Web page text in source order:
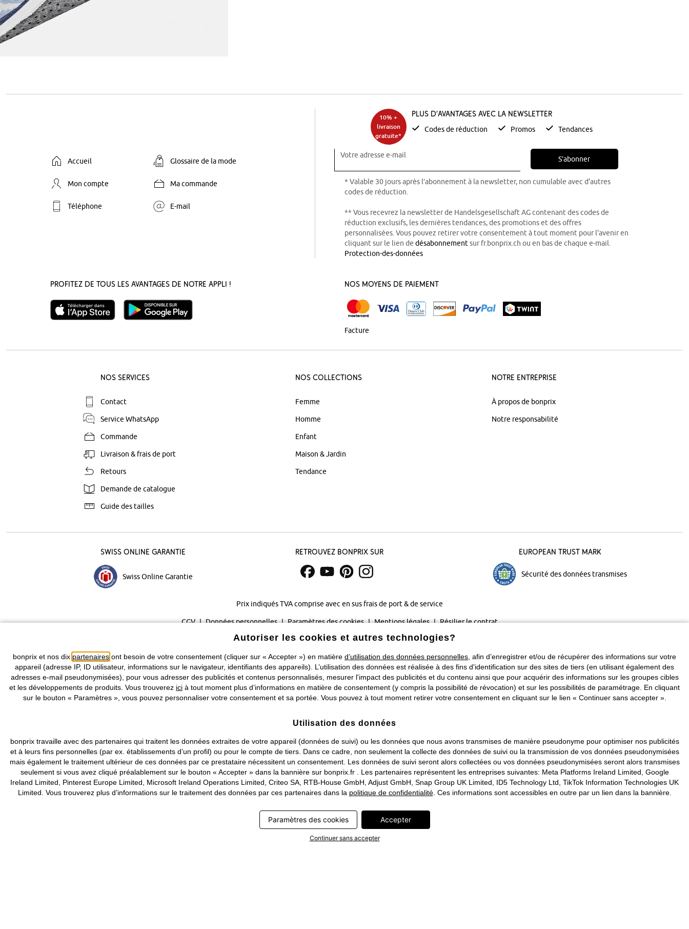
Accueil Glossaire de la mode
Mon compte Ma commande
Téléphone E-mail
10% +
livraison
gratuite*
Plus d’avantages avec la newsletter
Codes de réduction Promos Tendances
Votre adresse e-mail S’abonner
* Valable 30 jours après l’abonnement à la newsletter, non cumulable avec d'autres
codes de réduction.
** Vous recevrez la newsletter de Handelsgesellschaft AG contenant des codes de
réduction exclusifs, les dernières tendances, des promotions et des offres
personnalisées. Vous pouvez retirer votre consentement à tout moment pour l'avenir en
cliquant sur le lien de désabonnementsur fr.bonprix.ch ou en bas de chaque e-mail.
Protection-des-données
Profitez de tous les avantages de notre appli ! Nos Moyens de Paiement
Facture
Nos Services
Contact
Service WhatsApp
Commande
Livraison & frais de port
Retours
Demande de catalogue
Guide des tailles
Nos Collections
Femme
Homme
Enfant
Maison & Jardin
Tendance
Notre Entreprise
À propos de bonprix
Notre responsabilité
Swiss Online Garantie
Swiss Online Garantie
Retrouvez bonprix sur European Trust Mark
Sécurité des données transmises
Prix indiqués TVA comprise avec en sus frais de port & de service
CGV Données personnelles Paramètres des cookies Mentions légales Résilier le contrat
©2026 bonprix.Tous droits réservés.
Changer de pays
Autoriser les cookies et autres technologies?
bonprix et nos dix partenaires ont besoin de votre consentement (cliquer sur « Accepter ») en matière d’utilisation des données personnelles , afin d’enregistrer et/ou de récupérer des informations sur votre
appareil (adresse IP, ID utilisateur, informations sur le navigateur, identifiants des appareils). L’utilisation des données est réalisée à des fins d'identification sur des sites de tiers (en utilisant également des
adresses e-mail pseudonymisées), pour vous adresser des publicités et contenus personnalisés, mesurer l'impact des publicités et du contenu ainsi que pour acquérir des informations sur les groupes cibles
et les développements de produits. Vous trouverez ici à tout moment plus d’informations en matière de consentement (y compris la possibilité de révocation) et sur les possibilités de paramétrage. En cliquant
sur le bouton « Paramètres », vous pouvez personnaliser votre consentement et sa portée. Vous pouvez à tout moment retirer votre consentement en cliquant sur le lien « Continuer sans accepter ».
Utilisation des données
bonprix travaille avec des partenaires qui traitent les données extraites de votre appareil (données de suivi) ou les données que nous avons transmises de manière pseudonyme pour optimiser nos publicités
et à leurs fins personnelles (par ex. établissements d’un profil) ou pour le compte de tiers. Dans ce cadre, non seulement la collecte des données de suivi ou la transmission de vos données pseudonymisées
mais également le traitement ultérieur de ces données par ce prestataire nécessitent un consentement. Les données de suivi seront alors collectées ou vos données pseudonymisées seront alors transmises
seulement si vous avez cliqué préalablement sur le bouton « Accepter » dans la bannière sur bonprix.fr . Les partenaires représentent les entreprises suivantes: Meta Platforms Ireland Limited, Google
Ireland Limited, Pinterest Europe Limited, Microsoft Ireland Operations Limited, Criteo SA, RTB-House GmbH, Adjust GmbH, Snap Group UK Limited, ID5 Technology Ltd, TikTok Information Technologies UK
Limited. Vous trouverez plus d’informations sur le traitement des données par ces partenaires dans la politique de confidentialité. Ces informations sont accessibles en outre par un lien dans la bannière.
Paramètres des cookies Accepter
Continuer sans accepter